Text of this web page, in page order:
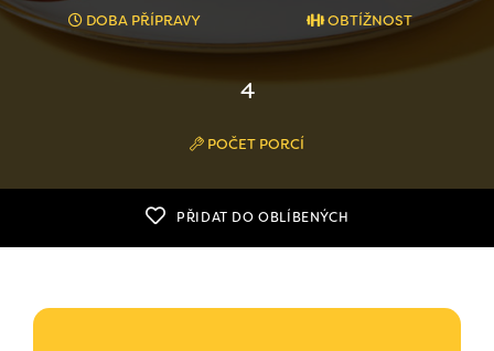
DOBA PŘÍPRAVY OBTÍŽNOST
4
POČET PORCÍ
PŘIDAT DO OBLÍBENÝCH